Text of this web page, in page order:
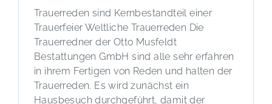
Trauerreden sind Kernbestandteil einer
Trauerfeier Weltliche Trauerreden Die
Trauerredner der Otto Musfeldt
Bestattungen GmbH sind alle sehr erfahren
in ihrem Fertigen von Reden und halten der
Trauerreden. Es wird zunächst ein
Hausbesuch durchgeführt, damit der